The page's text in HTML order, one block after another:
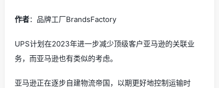
作者： 品牌工厂BrandsFactory
UPS计划在2023年进一步减少顶级客户亚马逊的关联业
务，而亚马逊也有类似的考虑。
亚马逊正在逐步自建物流帝国，以期更好地控制运输时